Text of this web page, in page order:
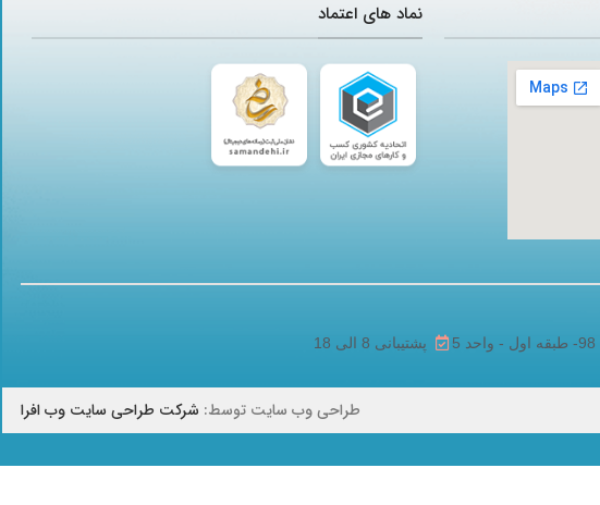
نماد های اعتماد
پشتیبانی 8 الی 18
طراحی وب سایت توسط: شرکت طراحی سایت وب افرا